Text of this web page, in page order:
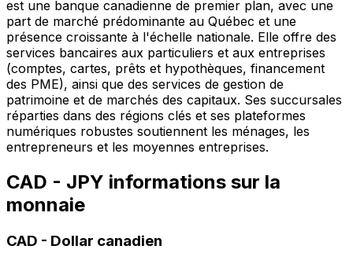
est une banque canadienne de premier plan, avec une
part de marché prédominante au Québec et une
présence croissante à l'échelle nationale. Elle offre des
services bancaires aux particuliers et aux entreprises
(comptes, cartes, prêts et hypothèques, financement
des PME), ainsi que des services de gestion de
patrimoine et de marchés des capitaux. Ses succursales
réparties dans des régions clés et ses plateformes
numériques robustes soutiennent les ménages, les
entrepreneurs et les moyennes entreprises.
CAD - JPY informations sur la
monnaie
CAD - Dollar canadien